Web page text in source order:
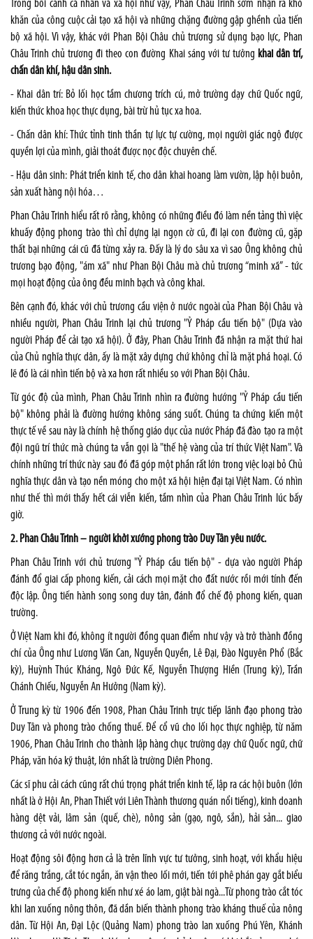
Trong bối cảnh cá nhân và xã hội như vậy, Phan Châu Trinh sớm nhận ra khó
khăn của công cuộc cải tạo xã hội và những chặng đường gập ghềnh của tiến
bộ xã hội. Vì vậy, khác với Phan Bội Châu chủ trương sử dụng bạo lực, Phan
Châu Trinh chủ trương đi theo con đường Khai sáng với tư tưởng khai dân trí,
chấn dân khí, hậu dân sinh.
- Khai dân trí: Bỏ lối học tầm chương trích cú, mở trường dạy chữ Quốc ngữ,
kiến thức khoa học thực dụng, bài trừ hủ tục xa hoa.
- Chấn dân khí: Thức tỉnh tinh thần tự lực tự cường, mọi người giác ngộ được
quyền lợi của mình, giải thoát được nọc độc chuyên chế.
- Hậu dân sinh: Phát triển kinh tế, cho dân khai hoang làm vườn, lập hội buôn,
sản xuất hàng nội hóa…
Phan Châu Trinh hiểu rất rõ rằng, không có những điều đó làm nền tảng thì việc
khuấy động phong trào thì chỉ dựng lại ngọn cờ cũ, đi lại con đường cũ, gặp
thất bại những cái cũ đã từng xảy ra. Đấy là lý do sâu xa vì sao Ông không chủ
trương bạo động, "ám xã" như Phan Bội Châu mà chủ trương “minh xã” - tức
mọi hoạt động của ông đều minh bạch và công khai.
Bên cạnh đó, khác với chủ trương cầu viện ở nước ngoài của Phan Bội Châu và
nhiều người, Phan Châu Trinh lại chủ trương "Ỷ Pháp cầu tiến bộ" (Dựa vào
người Pháp để cải tạo xã hội). Ở đây, Phan Châu Trinh đã nhận ra mặt thứ hai
của Chủ nghĩa thực dân, ấy là mặt xây dựng chứ không chỉ là mặt phá hoại. Có
lẽ đó là cái nhìn tiến bộ và xa hơn rất nhiều so với Phan Bội Châu.
Từ góc độ của mình, Phan Châu Trinh nhìn ra đường hướng "Ỷ Pháp cầu tiến
bộ" không phải là đường hướng không sáng suốt. Chúng ta chứng kiến một
thực tế về sau này là chính hệ thống giáo dục của nước Pháp đã đào tạo ra một
đội ngũ trí thức mà chúng ta vẫn gọi là "thế hệ vàng của trí thức Việt Nam". Và
chính những trí thức này sau đó đã góp một phần rất lớn trong việc loại bỏ Chủ
nghĩa thực dân và tạo nền móng cho một xã hội hiện đại tại Việt Nam. Có nhìn
như thế thì mới thấy hết cái viễn kiến, tầm nhìn của Phan Châu Trinh lúc bấy
giờ.
2. Phan Châu Trinh – người khởi xướng phong trào Duy Tân yêu nước.
Phan Châu Trinh với chủ trương "Ỷ Pháp cầu tiến bộ" - dựa vào người Pháp
đánh đổ giai cấp phong kiến, cải cách mọi mặt cho đất nước rồi mới tính đến
độc lập. Ông tiến hành song song duy tân, đánh đổ chế độ phong kiến, quan
trường.
Ở Việt Nam khi đó, không ít người đồng quan điểm như vậy và trở thành đồng
chí của Ông như Lương Văn Can, Nguyễn Quyền, Lê Đại, Đào Nguyên Phổ (Bắc
kỳ), Huỳnh Thúc Kháng, Ngô Đức Kế, Nguyễn Thượng Hiền (Trung kỳ), Trần
Chánh Chiếu, Nguyễn An Hưởng (Nam kỳ).
Ở Trung kỳ từ 1906 đến 1908, Phan Châu Trinh trực tiếp lãnh đạo phong trào
Duy Tân và phong trào chống thuế. Để cổ vũ cho lối học thực nghiệp, từ năm
1906, Phan Châu Trinh cho thành lập hàng chục trường dạy chữ Quốc ngữ, chữ
Pháp, văn hóa kỹ thuật, lớn nhất là trường Diên Phong.
Các sĩ phu cải cách cũng rất chú trọng phát triển kinh tế, lập ra các hội buôn (lớn
nhất là ở Hội An, Phan Thiết với Liên Thành thương quán nổi tiếng), kinh doanh
hàng dệt vải, lâm sản (quế, chè), nông sản (gạo, ngô, sắn), hải sản... giao
thương cả với nước ngoài.
Hoạt động sôi động hơn cả là trên lĩnh vực tư tưởng, sinh hoạt, với khẩu hiệu
để răng trắng, cắt tóc ngắn, ăn vận theo lối mới, tiến tới phê phán gay gắt biểu
trưng của chế độ phong kiến như xé áo lam, giật bài ngà...Từ phong trào cắt tóc
khi lan xuống nông thôn, đã dần biến thành phong trào kháng thuế của nông
dân. Từ Hội An, Đại Lộc (Quảng Nam) phong trào lan xuống Phú Yên, Khánh